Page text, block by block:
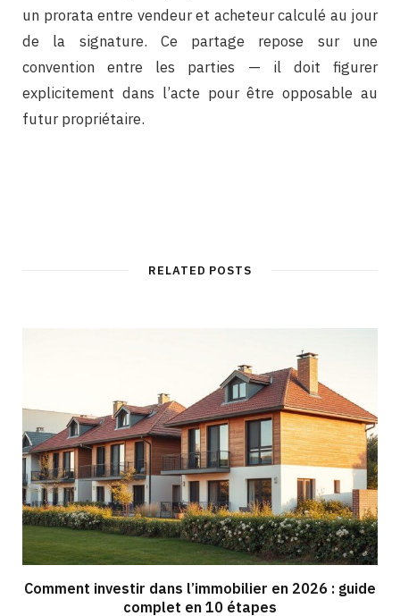
un prorata entre vendeur et acheteur calculé au jour
de la signature. Ce partage repose sur une
convention entre les parties — il doit figurer
explicitement dans l’acte pour être opposable au
futur propriétaire.
RELATED POSTS
Comment investir dans l’immobilier en 2026 : guide
complet en 10 étapes